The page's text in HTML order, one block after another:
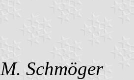
M. Schmöger